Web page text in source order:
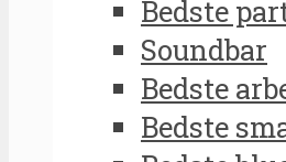
Bedste
Soundbar
Bedste
Bedste